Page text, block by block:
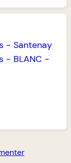
- Santenay
- BLANC -